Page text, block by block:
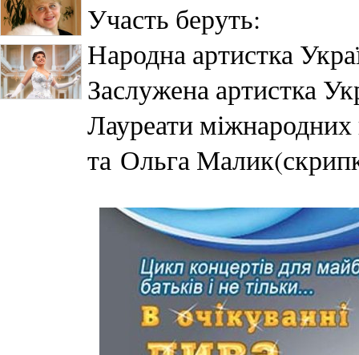
Участь беруть:
Народна артистка
Заслужена артистка
Лауреати
та Ольга